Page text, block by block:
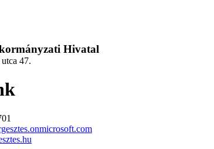
Hivatal
47.